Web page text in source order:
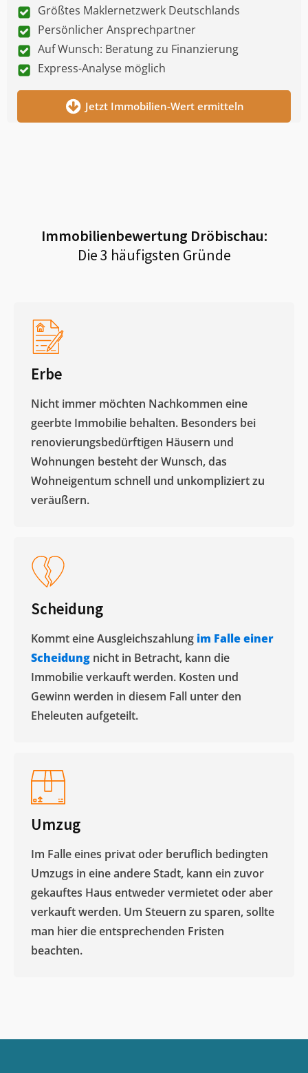
Größtes Maklernetzwerk Deutschlands
Persönlicher Ansprechpartner
Auf Wunsch: Beratung zu Finanzierung
Express-Analyse möglich
Jetzt Immobilien-Wert ermitteln
Immobilienbewertung Dröbischau:
Die 3 häufigsten Gründe
Erbe
Nicht immer möchten Nachkommen eine
geerbte Immobilie behalten. Besonders bei
renovierungsbedürftigen Häusern und
Wohnungen besteht der Wunsch, das
Wohneigentum schnell und unkompliziert zu
veräußern. ​
Scheidung
Kommt eine Ausgleichszahlung im Falle einer
Scheidung nicht in Betracht, kann die
Immobilie verkauft werden. Kosten und
Gewinn werden in diesem Fall unter den
Eheleuten aufgeteilt.​
Umzug
Im Falle eines privat oder beruflich bedingten
Umzugs in eine andere Stadt, kann ein zuvor
gekauftes Haus entweder vermietet oder aber
verkauft werden. Um Steuern zu sparen, sollte
man hier die entsprechenden Fristen
beachten.